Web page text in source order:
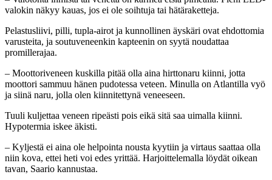
valokin näkyy kauas, jos ei ole soihtuja tai hätäraketteja.
Pelastusliivi, pilli, tupla-airot ja kunnollinen äyskäri ovat ehdottomia
varusteita, ja soutuveneenkin kapteenin on syytä noudattaa
promillerajaa.
– Moottoriveneen kuskilla pitää olla aina hirttonaru kiinni, jotta
moottori sammuu hänen pudotessa veteen. Minulla on Atlantilla vyö
ja siinä naru, jolla olen kiinnitettynä veneeseen.
Tuuli kuljettaa veneen ripeästi pois eikä sitä saa uimalla kiinni.
Hypotermia iskee äkisti.
– Kyljestä ei aina ole helpointa nousta kyytiin ja virtaus saattaa olla
niin kova, ettei heti voi edes yrittää. Harjoittelemalla löydät oikean
tavan, Saario kannustaa.